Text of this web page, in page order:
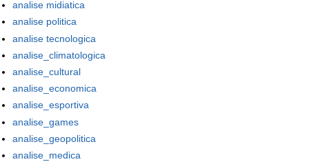
analise midiatica
analise politica
analise tecnologica
analise_climatologica
analise_cultural
analise_economica
analise_esportiva
analise_games
analise_geopolitica
analise_medica